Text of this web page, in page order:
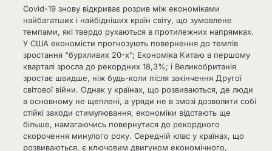
Covid-19 знову відкриває розрив між економіками
найбагатших і найбідніших країн світу, що зумовлене
темпами, які твердо рухаються в протилежних напрямках.
У США економісти прогнозують повернення до темпів
зростання “бурхливих 20-х”; Економіка Китаю в першому
кварталі зросла до рекордних 18,3%; і Великобританія
зростає швидше, ніж будь-коли після закінчення Другої
світової війни. Однак у країнах, що розвиваються, де люди
в основному не щеплені, а уряди не в змозі дозволити собі
стійкі заходи стимулювання, економіки відстають ще
більше, намагаючись повернутися до рекордного
скорочення минулого року. Середній клас у країнах, що
розвиваються, є ключовим двигуном економічного,